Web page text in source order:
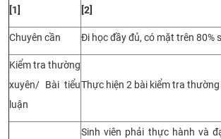
[1] [2]
Chuyên cần Đi học đầy đủ, có mặt trên 80%
Kiểm tra thường
xuyên/ Bài tiểu
luận
Thực hiện 2 bài kiểm tra thường
Sinh viên phải thực hành và